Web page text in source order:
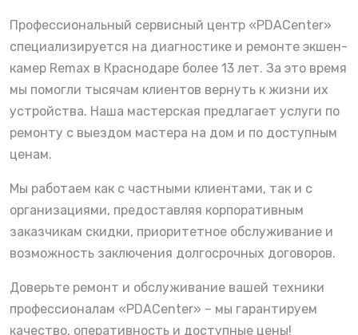
Профессиональный сервисный центр «PDACenter»
специализируется на диагностике и ремонте экшен-
камер Remax в Краснодаре более 13 лет. За это время
мы помогли тысячам клиентов вернуть к жизни их
устройства. Наша мастерская предлагает услуги по
ремонту с выездом мастера на дом и по доступным
ценам.
Мы работаем как с частными клиентами, так и с
организациями, предоставляя корпоративным
заказчикам скидки, приоритетное обслуживание и
возможность заключения долгосрочных договоров.
Доверьте ремонт и обслуживание вашей техники
профессионалам «PDACenter» – мы гарантируем
качество, оперативность и доступные цены!